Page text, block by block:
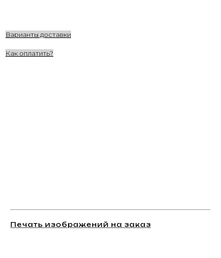
Варианты доставки
Как оплатить?
Печать изображений на заказ